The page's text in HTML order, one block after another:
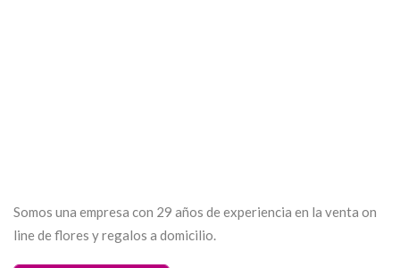
Somos una empresa con 29 años de experiencia en la venta on
line de flores y regalos a domicilio.